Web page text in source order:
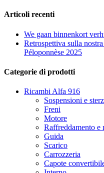
Articoli recenti
We gaan binnenkort
Retrospettiva sulla
Péloponnèse 2025
Categorie di prodotti
Ricambi Alfa 916
Sospensioni e
Freni
Motore
Raffreddamento e
Guida
Scarico
Carrozzeria
Capote